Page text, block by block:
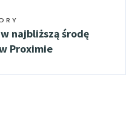
w najbliższą środę
Proximie